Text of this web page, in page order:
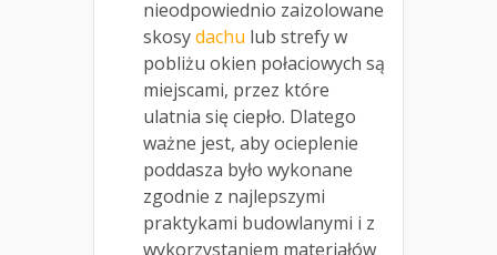
nieodpowiednio zaizolowane
skosydachu lub strefy w
pobliżu okien połaciowych są
miejscami, przez które
ulatnia się ciepło. Dlatego
ważne jest, aby ocieplenie
poddasza było wykonane
zgodnie z najlepszymi
praktykami budowlanymi i z
wykorzystaniem materiałów